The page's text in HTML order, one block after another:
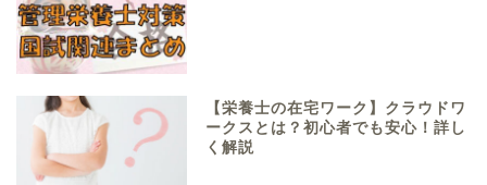
【栄養士の在宅ワーク】クラウドワ
ークスとは？初心者でも安心！詳し
く解説